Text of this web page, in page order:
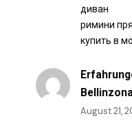
диван
римини
купить в
August 21,